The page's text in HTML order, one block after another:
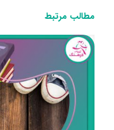
مطالب مرتبط